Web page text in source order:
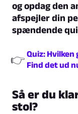
og opdag den
afspejler din
spændende
👉 Quiz:
Find det ud
Så er du
stol?